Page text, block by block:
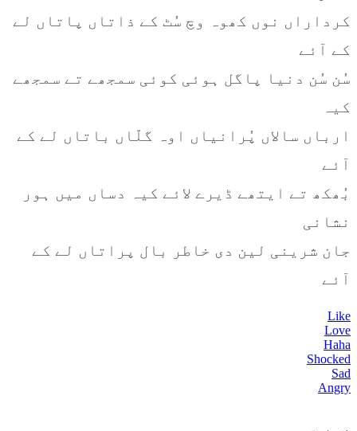
کرداراں نوں کھوہ وچ سُٹ کے ذاتاں پاتاں لے
کے آئے
سُن سُن دنیا پاگل ہوئی کوئی سمجھے تے سمجھے
کیہ
ارباں سالاں پُرانیاں اوہ گلّاں باتاں لے کے
آئے
بُھکھ تے ایتھے ڈیرے لائے کیہ دساں میں ہور
نشانی
جان شرینی لین دی خاطر بال پراتاں لے کے
آئے
Like
Love
Haha
Shocked
Sad
Angry